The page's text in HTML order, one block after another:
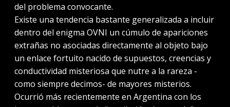
del problema convocante.
Existe una tendencia bastante generalizada a incluir
dentro del enigma OVNI un cúmulo de apariciones
extrañas no asociadas directamente al objeto bajo
un enlace fortuito nacido de supuestos, creencias y
conductividad misteriosa que nutre a la rareza -
como siempre decimos- de mayores misterios.
Ocurrió más recientemente en Argentina con los